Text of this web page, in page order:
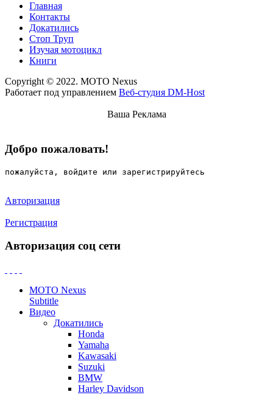
Главная
Контакты
Докатились
Стоп Труп
Изучая мотоцикл
Книги
Copyright © 2022. MOTO Nexus
Работает под управлением Веб-студия DM-Host
Ваша Реклама
Добро пожаловать!
пожалуйста, войдите или зарегистрируйтесь
Авторизация
Регистрация
Авторизация соц сети
MOTO Nexus
Subtitle
Видео
Докатились
Honda
Yamaha
Kawasaki
Suzuki
BMW
Harley Davidson